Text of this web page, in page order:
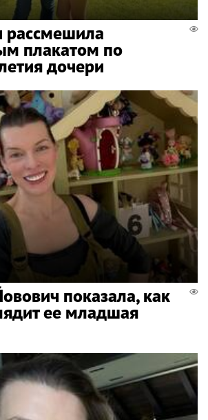
рассмешила
плакатом по
дочери
показала, как
ее младшая